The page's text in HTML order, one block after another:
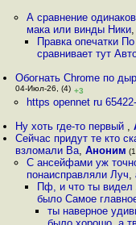
А сравнение
мака или винды Ники,
Правка опечатки
сравнивает тут
Обогнать Chrome по
04-Июл-26, (4) +3
https opennet ru
Ну хоть где-то первый ,
Сейчас придут те кто
взломали Ва,Аноним
С ансейфами уж
понаисправляли Луч,
Пф, и что ты видел
было Самое
ты наверное